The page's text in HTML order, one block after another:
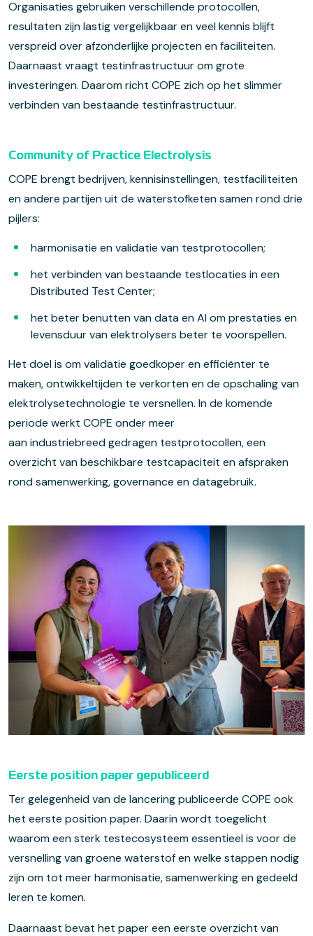
Organisaties gebruiken verschillende protocollen,
resultaten zijn lastig vergelijkbaar en veel kennis blijft
verspreid over afzonderlijke projecten en faciliteiten.
Daarnaast vraagt testinfrastructuur om grote
investeringen. Daarom richt COPE zich op het slimmer
verbinden van bestaande testinfrastructuur.
Community of Practice Electrolysis
COPE brengt bedrijven, kennisinstellingen, testfaciliteiten
en andere partijen uit de waterstofketen samen rond drie
pijlers:
harmonisatie en validatie van testprotocollen;
het verbinden van bestaande testlocaties in een
Distributed Test Center;
het beter benutten van data en AI om prestaties en
levensduur van elektrolysers beter te voorspellen.
Het doel is om validatie goedkoper en efficiënter te
maken, ontwikkeltijden te verkorten en de opschaling van
elektrolysetechnologie te versnellen. In de komende
periode werkt COPE onder meer
aan industriebreed gedragen testprotocollen, een
overzicht van beschikbare testcapaciteit en afspraken
rond samenwerking, governance en datagebruik.
Eerste position paper gepubliceerd
Ter gelegenheid van de lancering publiceerde COPE ook
het eerste position paper. Daarin wordt toegelicht
waarom een sterk testecosysteem essentieel is voor de
versnelling van groene waterstof en welke stappen nodig
zijn om tot meer harmonisatie, samenwerking en gedeeld
leren te komen.
Daarnaast bevat het paper een eerste overzicht van